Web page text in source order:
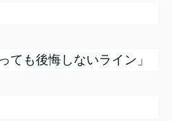
ても後悔しないライン」